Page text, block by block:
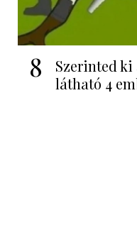
8
Szerinted ki
látható 4